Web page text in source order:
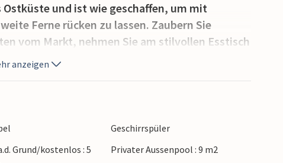
und ist wie geschaffen, um mit
Ferne rücken zu lassen. Zaubern Sie
vom Markt, nehmen Sie am stilvollen Esstisch
über Ihre Unternehmungen.
Ihre Bahnen ziehen, bevor Sie sich
und frisch gepresstem Orangensaft auf der
Atmosphäre bei einer erholsamen Siesta auf
Sommerluft.
anzeigen
Geschirrspüler
Grund/kostenlos : 5
Privater Aussenpool : 9 m2